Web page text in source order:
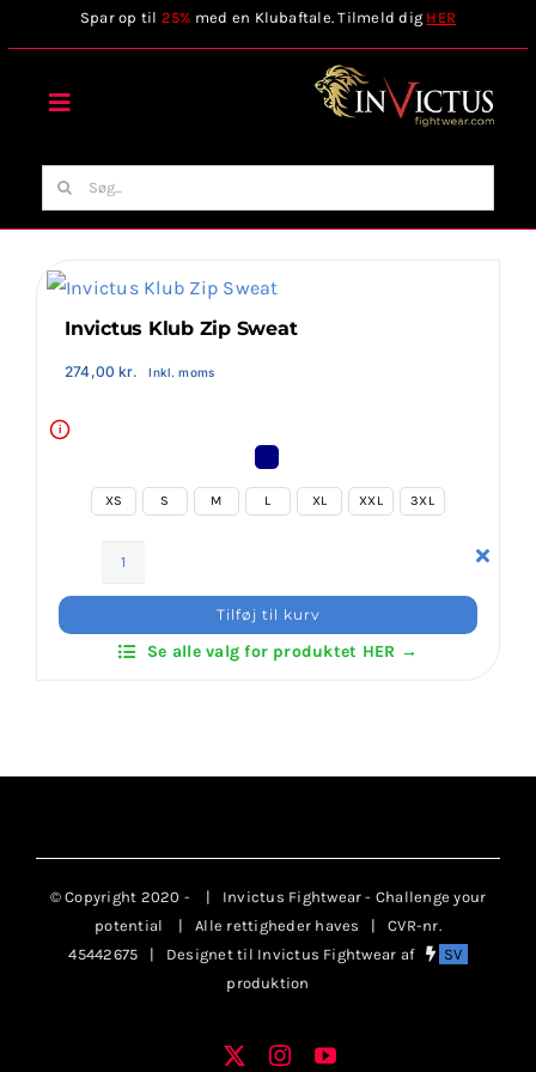
to
Spar op til 25% med en Klubaftale. Tilmeld dig HER
Toggle
Forside
Stilart / Kampsport
Invictus Brands
Klubaftalesider – Find din klub
Brodering / Tryk
Information
Søg
efter:
Invictus Klub Zip Sweat
274,00kr. Inkl. moms
i
XS S M L XL XXL 3XL
Zip
Sweat
Tilføj til kurv
Se alle valg for produktet HER →
© Copyright 2020 -
| Invictus Fightwear - Challenge your
potential
| Alle rettigheder haves | CVR-nr.
45442675 | Designet til Invictus Fightwear af
SV
produktion
Facebook
X InstagramYouTube